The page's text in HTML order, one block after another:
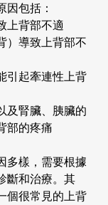
因包括：
上背部不適
）導致上背部不
引起牽連性上背
及腎臟、胰臟的
部的疼痛
多樣，需要根據
斷和治療。其
個很常見的上背